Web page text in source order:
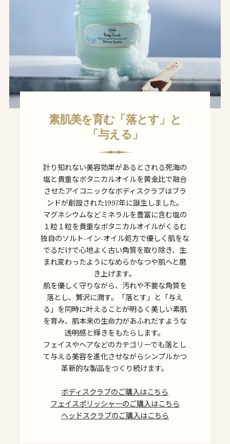
素肌美を育む「落とす」と
「与える」
計り知れない美容効果があるとされる死海の
塩と貴重なボタニカルオイルを黄金比で融合
させたアイコニックなボディスクラブはブラ
ンドが創設された1997年に誕生しました。
マグネシウムなどミネラルを豊富に含む塩の
１粒１粒を貴重なボタニカルオイルがくるむ
独自のソルト-イン-オイル処方で優しく肌をな
でるだけで心地よく古い角質を取り除き、生
まれ変わったようになめらかなつや肌へと磨
き上げます。
肌を優しく守りながら、汚れや不要な角質を
落とし、贅沢に潤す。「落とす」と「与え
る」を同時に叶えることが明るく美しい素肌
を育み、肌本来の生命力があふれだすような
透明感と輝きをもたらします。
フェイスやヘアなどのカテゴリーでも落とし
て与える美容を進化させながらシンプルかつ
革新的な製品をつくり続けます。
ボディスクラブのご購入はこちら
フェイスポリッシャーのご購入はこちら
ヘッドスクラブのご購入はこちら